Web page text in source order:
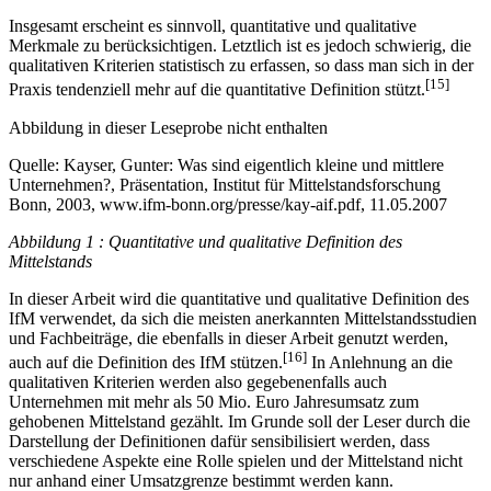
Insgesamt erscheint es sinnvoll, quantitative und qualitative
Merkmale zu berücksichtigen. Letztlich ist es jedoch schwierig, die
qualitativen Kriterien statistisch zu erfassen, so dass man sich in der
Praxis tendenziell mehr auf die quantitative Definition stützt.[15]
Abbildung in dieser Leseprobe nicht enthalten
Quelle: Kayser, Gunter: Was sind eigentlich kleine und mittlere
Unternehmen?, Präsentation, Institut für Mittelstandsforschung
Bonn, 2003, www.ifm-bonn.org/presse/kay-aif.pdf, 11.05.2007
Abbildung 1 : Quantitative und qualitative Definition des
Mittelstands
In dieser Arbeit wird die quantitative und qualitative Definition des
IfM verwendet, da sich die meisten anerkannten Mittelstandsstudien
und Fachbeiträge, die ebenfalls in dieser Arbeit genutzt werden,
auch auf die Definition des IfM stützen.[16] In Anlehnung an die
qualitativen Kriterien werden also gegebenenfalls auch
Unternehmen mit mehr als 50 Mio. Euro Jahresumsatz zum
gehobenen Mittelstand gezählt. Im Grunde soll der Leser durch die
Darstellung der Definitionen dafür sensibilisiert werden, dass
verschiedene Aspekte eine Rolle spielen und der Mittelstand nicht
nur anhand einer Umsatzgrenze bestimmt werden kann.